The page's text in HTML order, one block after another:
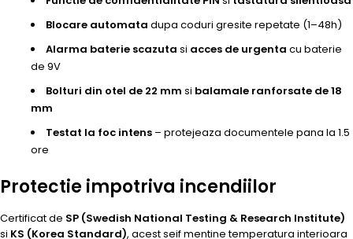
Blocare automata dupa coduri gresite repetate (1–48h)
Alarma baterie scazuta si acces de urgenta cu baterie
de 9V
Bolturi din otel de 22 mm si balamale ranforsate de 18
mm
Testat la foc intens – protejeaza documentele pana la 1.5
ore
Protectie impotriva incendiilor
Certificat de SP (Swedish National Testing & Research Institute)
si KS (Korea Standard), acest seif mentine temperatura interioara